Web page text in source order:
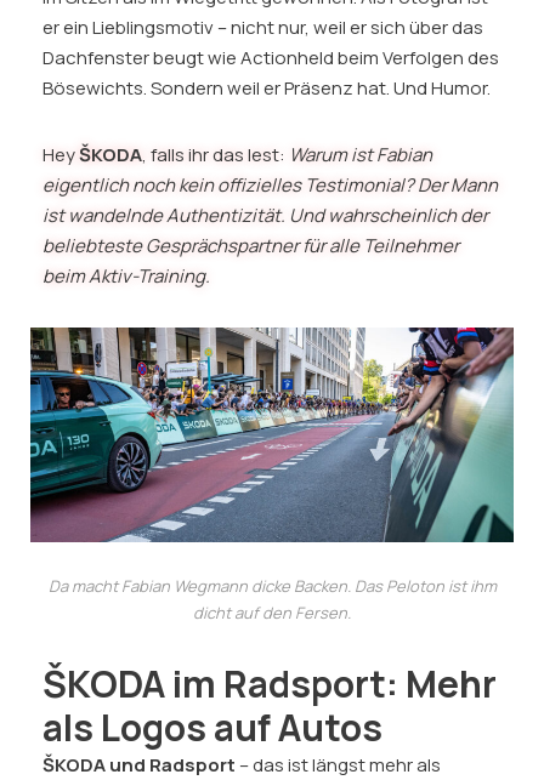
er ein Lieblingsmotiv – nicht nur, weil er sich über das
Dachfenster beugt wie Actionheld beim Verfolgen des
Bösewichts. Sondern weil er Präsenz hat. Und Humor.
HeyŠKODA, falls ihr das lest: Warum ist Fabian
eigentlich noch kein offizielles Testimonial? Der Mann
ist wandelnde Authentizität. Und wahrscheinlich der
beliebteste Gesprächspartner für alle Teilnehmer
beim Aktiv-Training.
Da macht Fabian Wegmann dicke Backen. Das Peloton ist ihm
dicht auf den Fersen.
ŠKODA im Radsport: Mehr
als Logos auf Autos
ŠKODA und Radsport – das ist längst mehr als